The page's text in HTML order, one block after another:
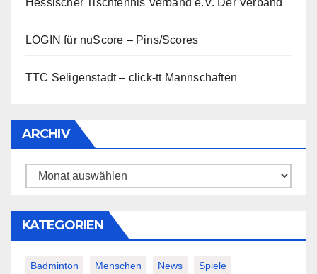
LOGIN für nuScore – Pins/Scores
TTC Seligenstadt – click-tt Mannschaften
ARCHIV
Archiv
KATEGORIEN
Badminton Menschen News Spiele